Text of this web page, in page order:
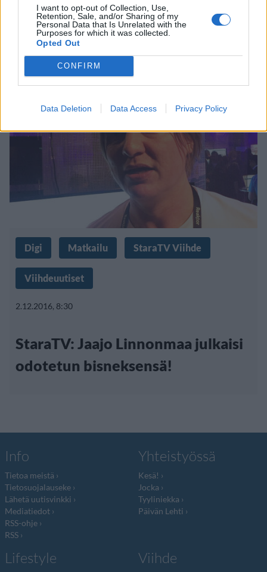
I want to opt-out of Collection, Use,
Retention, Sale, and/or Sharing of my
Personal Data that Is Unrelated with the
Purposes for which it was collected.
Opted Out
CONFIRM
Data Deletion Data Access Privacy Policy
Virtual Traveller tarjoaa 360-
matkailua: ”Olemme
matkailuvideoiden YouTube”
Digi Matkailu StaraTV Viihde
Viihdeuutiset
2.12.2016, 8:30
StaraTV: Jaajo Linnonmaa julkaisi
odotetun bisneksensä!
Info
Tietoa meistä
Tietosuojalauseke
Lähetä uutisvinkki
Mediatiedot
RSS-ohje
RSS
Yhteistyössä
Kesä!
Jocka
Tyyliniekka
Päivän Lehti
Lifestyle Viihde